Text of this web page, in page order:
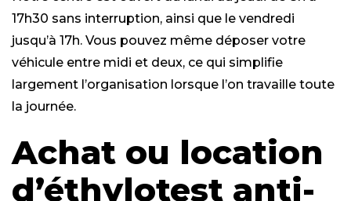
17h30 sans interruption, ainsi que le vendredi
jusqu’à 17h. Vous pouvez même déposer votre
véhicule entre midi et deux, ce qui simplifie
largement l’organisation lorsque l’on travaille toute
la journée.
Achat ou location
d’éthylotest anti-